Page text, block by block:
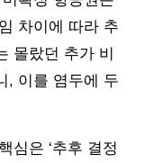
차이에 따라 추
몰랐던 추가 비
, 이를 염두에 두
심은 ‘추후 결정